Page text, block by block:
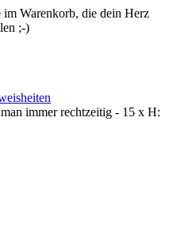
Warenkorb, die dein Herz
;-)
immer rechtzeitig - 15 x H: